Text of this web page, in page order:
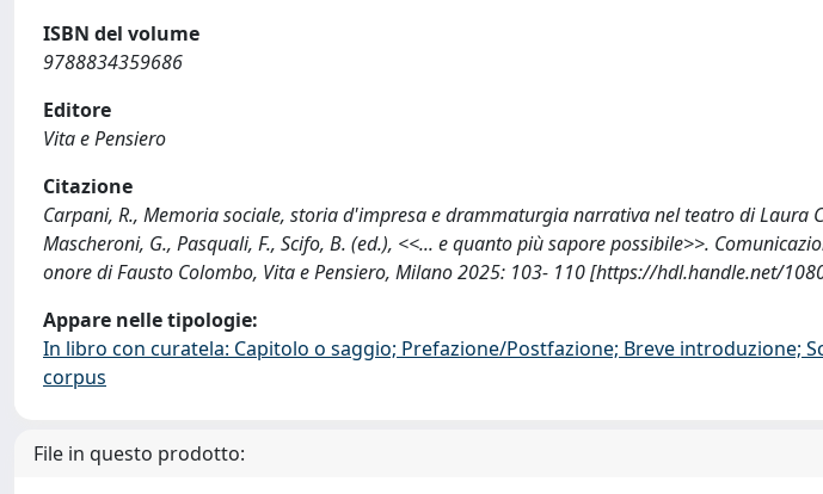
ISBN del volume
9788834359686
Editore
Vita e Pensiero
Citazione
Carpani, R., Memoria sociale, storia d'impresa e drammaturgia narrativa nel teatro di Laura
Mascheroni, G., Pasquali, F., Scifo, B. (ed.), <<... e quanto più sapore possibile>>.
onore di Fausto Colombo, Vita e Pensiero, Milano 2025: 103- 110 [https://hdl.handle.net/
Appare nelle tipologie:
In libro con curatela: Capitolo o saggio; Prefazione/Postfazione; Breve introduzione;
corpus
File in questo prodotto: